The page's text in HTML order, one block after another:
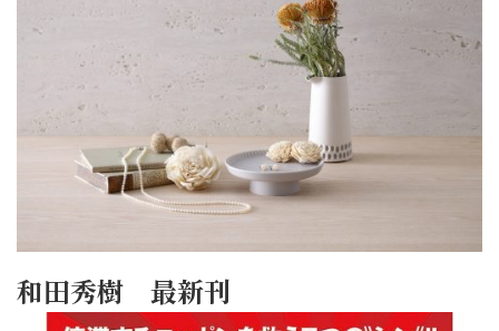
和田秀樹 最新刊